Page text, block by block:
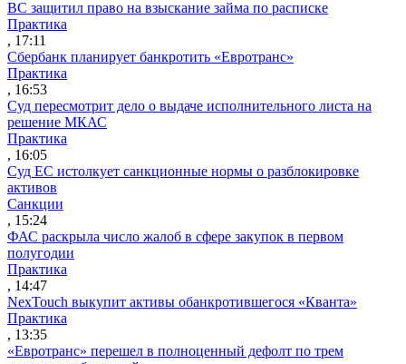
ВС защитил право на взыскание займа по расписке
Практика
, 17:11
Сбербанк планирует банкротить «Евротранс»
Практика
, 16:53
Суд пересмотрит дело о выдаче исполнительного листа на
решение МКАС
Практика
, 16:05
Суд ЕС истолкует санкционные нормы о разблокировке
активов
Санкции
, 15:24
ФАС раскрыла число жалоб в сфере закупок в первом
полугодии
Практика
, 14:47
NexTouch выкупит активы обанкротившегося «Кванта»
Практика
, 13:35
«Евротранс» перешел в полноценный дефолт по трем